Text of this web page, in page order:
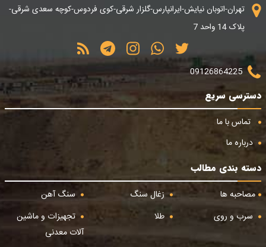
تهران-اتوبان نیایش-ایرانپارس-گلزار شرقی-کوی فردوس-کوچه سعدی شرقی-
پلاک 14 واحد 7
09126864225
دسترسی سریع
تماس با ما
درباره ما
دسته بندی مطالب
مصاحبه ها
زغال سنگ
سنگ آهن
سرب و روی
طلا
تجهیزات و ماشین
آلات معدنی